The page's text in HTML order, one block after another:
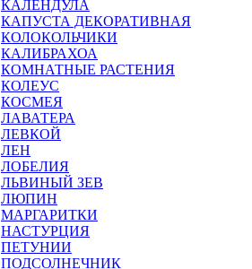
КАЛЕНДУЛА
КАПУСТА ДЕКОРАТИВНАЯ
КОЛОКОЛЬЧИКИ
КАЛИБРАХОА
КОМНАТНЫЕ РАСТЕНИЯ
КОЛЕУС
КОСМЕЯ
ЛАВАТЕРА
ЛЕВКОЙ
ЛЕН
ЛОБЕЛИЯ
ЛЬВИНЫЙ ЗЕВ
ЛЮПИН
МАРГАРИТКИ
НАСТУРЦИЯ
ПЕТУНИИ
ПОДСОЛНЕЧНИК